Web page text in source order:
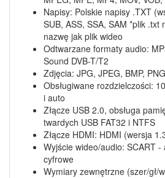
Napisy: Polskie napisy .TXT
SUB, ASS, SSA, SAM *plik .txt
nazwę jak plik wideo
Odtwarzane formaty audio:
Sound DVB-T/T2
Zdjęcia: JPG, JPEG, BMP, PNG
Obsługiwane rozdzielczości:
i auto
Złącze USB 2.0, obsługa
twardych USB FAT32 i NTFS
Złącze HDMI: HDMI (wersja
Wyjście wideo/audio: SCART
cyfrowe
Wymiary zewnętrzne (szer/gł/